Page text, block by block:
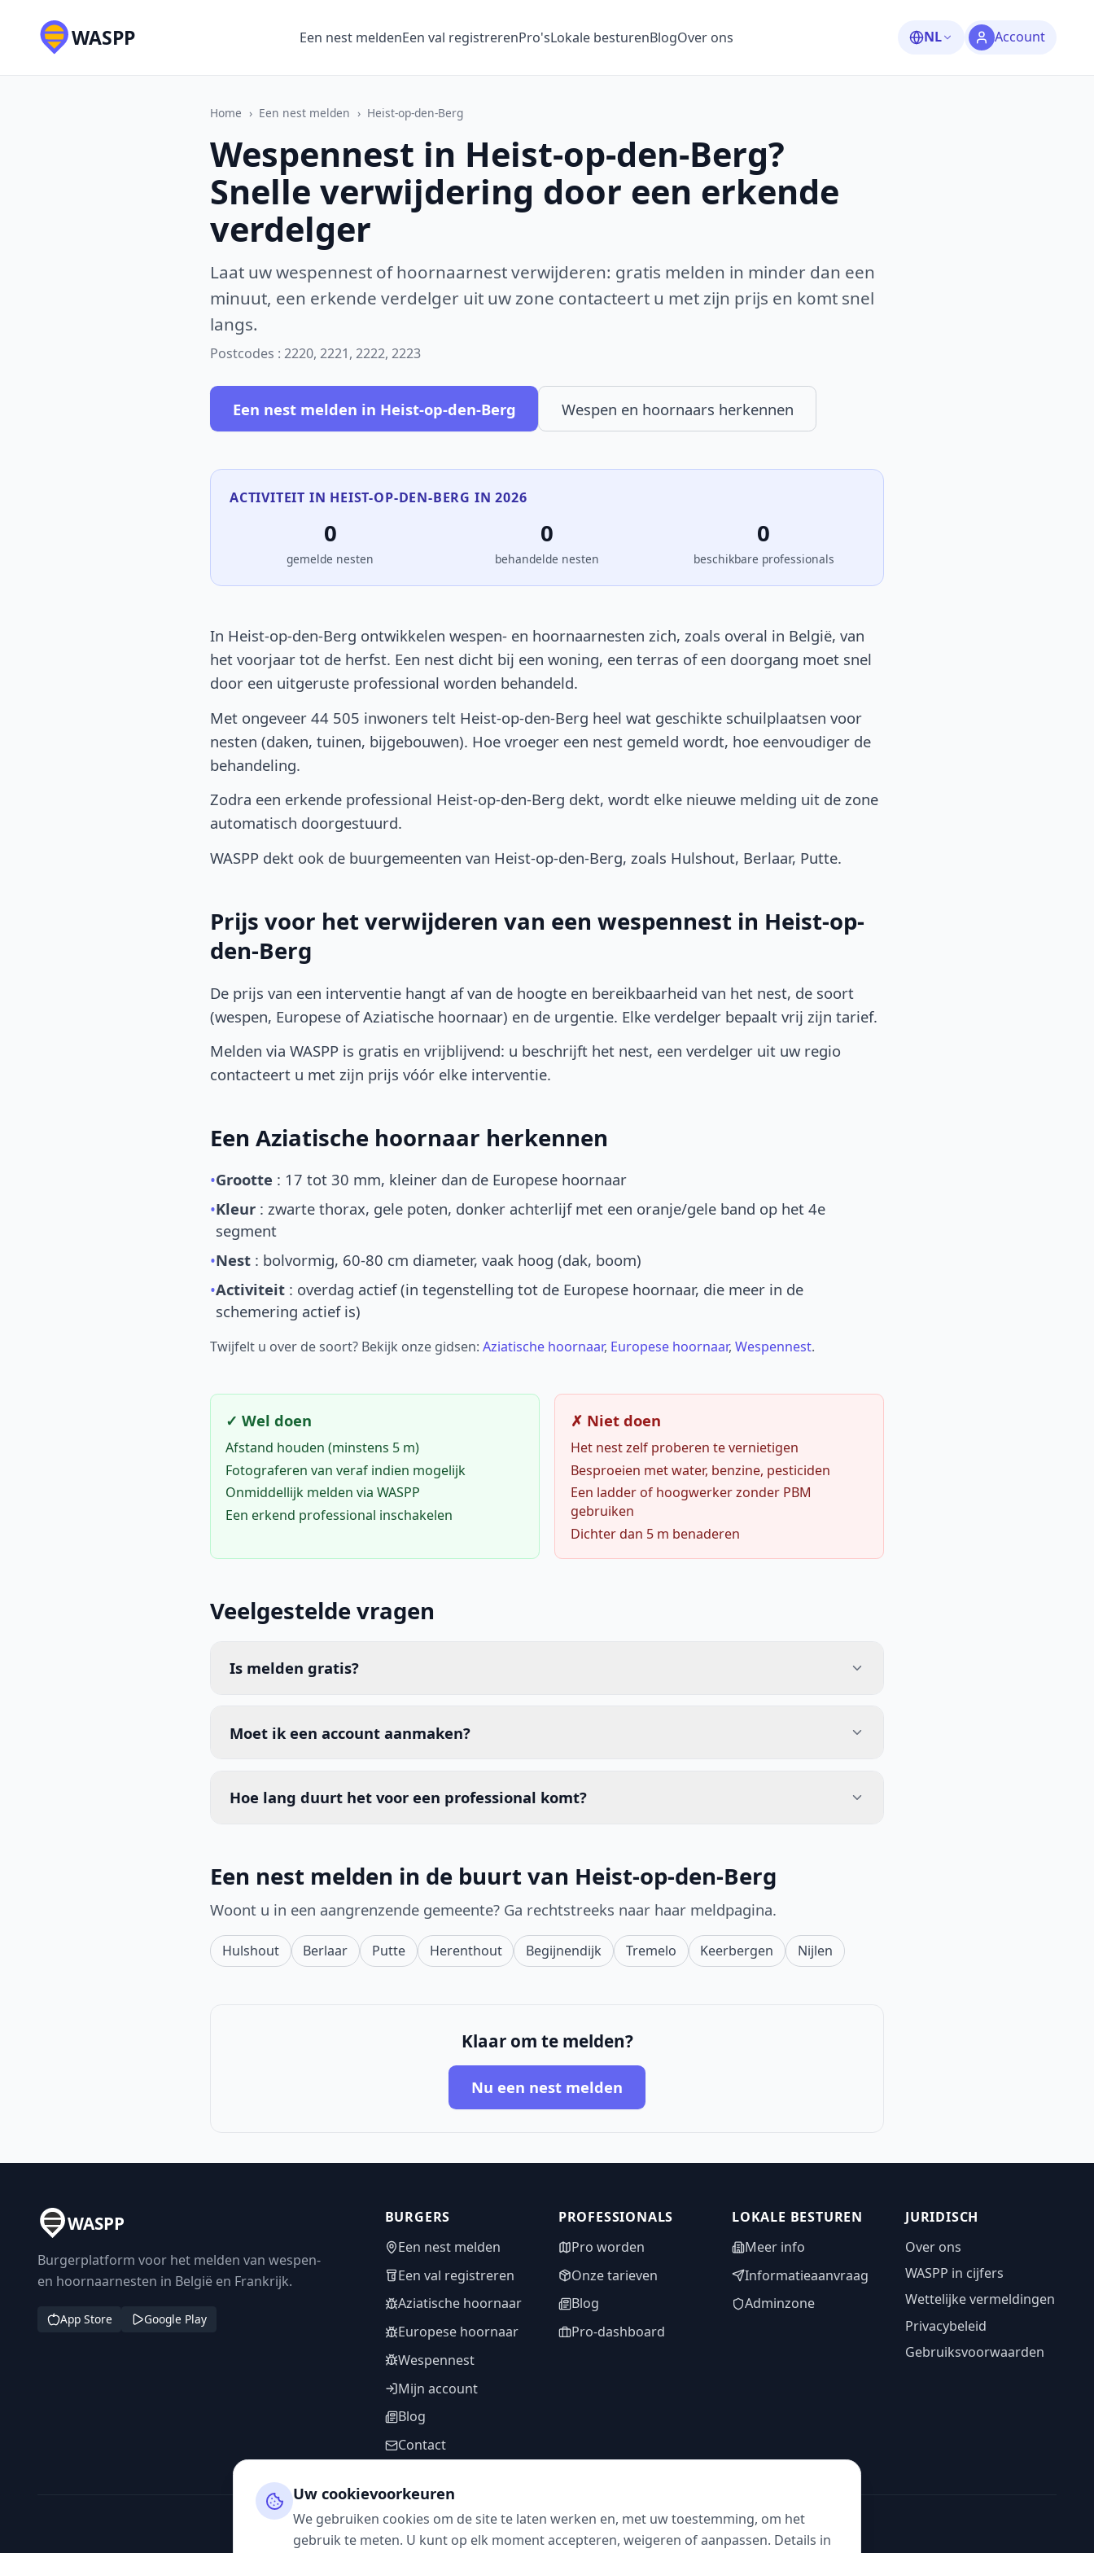
WASPP Een nest meldenEen val registrerenPro'sLokale besturenBlogOver ons NL Account
Home › Een nest melden › Heist-op-den-Berg
Wespennest in Heist-op-den-Berg?
Snelle verwijdering door een erkende
verdelger
Laat uw wespennest of hoornaarnest verwijderen: gratis melden in minder dan een
minuut, een erkende verdelger uit uw zone contacteert u met zijn prijs en komt snel
langs.
Postcodes : 2220, 2221, 2222, 2223
Een nest melden in Heist-op-den-Berg Wespen en hoornaars herkennen
ACTIVITEIT IN HEIST-OP-DEN-BERG IN 2026
0
gemelde nesten
0
behandelde nesten
0
beschikbare professionals
In Heist-op-den-Berg ontwikkelen wespen- en hoornaarnesten zich, zoals overal in België, van
het voorjaar tot de herfst. Een nest dicht bij een woning, een terras of een doorgang moet snel
door een uitgeruste professional worden behandeld.
Met ongeveer 44 505 inwoners telt Heist-op-den-Berg heel wat geschikte schuilplaatsen voor
nesten (daken, tuinen, bijgebouwen). Hoe vroeger een nest gemeld wordt, hoe eenvoudiger de
behandeling.
Zodra een erkende professional Heist-op-den-Berg dekt, wordt elke nieuwe melding uit de zone
automatisch doorgestuurd.
WASPP dekt ook de buurgemeenten van Heist-op-den-Berg, zoals Hulshout, Berlaar, Putte.
Prijs voor het verwijderen van een wespennest in Heist-op-
den-Berg
De prijs van een interventie hangt af van de hoogte en bereikbaarheid van het nest, de soort
(wespen, Europese of Aziatische hoornaar) en de urgentie. Elke verdelger bepaalt vrij zijn tarief.
Melden via WASPP is gratis en vrijblijvend: u beschrijft het nest, een verdelger uit uw regio
contacteert u met zijn prijs vóór elke interventie.
Een Aziatische hoornaar herkennen
•Grootte : 17 tot 30 mm, kleiner dan de Europese hoornaar
•Kleur : zwarte thorax, gele poten, donker achterlijf met een oranje/gele band op het 4e
segment
•Nest : bolvormig, 60-80 cm diameter, vaak hoog (dak, boom)
•Activiteit : overdag actief (in tegenstelling tot de Europese hoornaar, die meer in de
schemering actief is)
Twijfelt u over de soort? Bekijk onze gidsen: Aziatische hoornaar, Europese hoornaar, Wespennest.
✓ Wel doen
Afstand houden (minstens 5 m)
Fotograferen van veraf indien mogelijk
Onmiddellijk melden via WASPP
Een erkend professional inschakelen
✗ Niet doen
Het nest zelf proberen te vernietigen
Besproeien met water, benzine, pesticiden
Een ladder of hoogwerker zonder PBM
gebruiken
Dichter dan 5 m benaderen
Veelgestelde vragen
Is melden gratis?
Moet ik een account aanmaken?
Hoe lang duurt het voor een professional komt?
Een nest melden in de buurt van Heist-op-den-Berg
Woont u in een aangrenzende gemeente? Ga rechtstreeks naar haar meldpagina.
Hulshout Berlaar Putte Herenthout Begijnendijk Tremelo Keerbergen Nijlen
Klaar om te melden?
Nu een nest melden
WASPP
Burgerplatform voor het melden van wespen-
en hoornaarnesten in België en Frankrijk.
App Store Google Play
BURGERS
Een nest melden
Een val registreren
Aziatische hoornaar
Europese hoornaar
Wespennest
Mijn account
Blog
Contact
PROFESSIONALS
Pro worden
Onze tarieven
Blog
Pro-dashboard
LOKALE BESTUREN
Meer info
Informatieaanvraag
Adminzone
JURIDISCH
Over ons
WASPP in cijfers
Wettelijke vermeldingen
Privacybeleid
Gebruiksvoorwaarden
VOLG ONS
Uw cookievoorkeuren
We gebruiken cookies om de site te laten werken en, met uw toestemming, om het
gebruik te meten. U kunt op elk moment accepteren, weigeren of aanpassen. Details in